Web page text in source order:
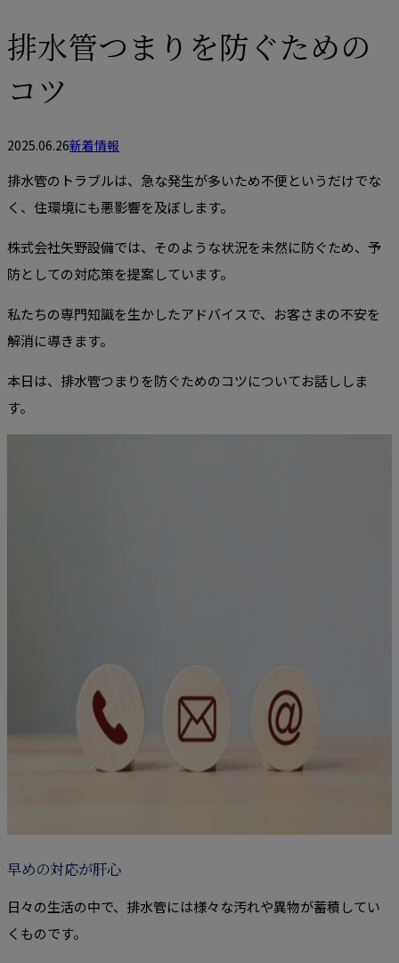
排水管つまりを防ぐための
コツ
2025.06.26新着情報
排水管のトラブルは、急な発生が多いため不便というだけでな
く、住環境にも悪影響を及ぼします。
株式会社矢野設備では、そのような状況を未然に防ぐため、予
防としての対応策を提案しています。
私たちの専門知識を生かしたアドバイスで、お客さまの不安を
解消に導きます。
本日は、排水管つまりを防ぐためのコツについてお話ししま
す。
早めの対応が肝心
日々の生活の中で、排水管には様々な汚れや異物が蓄積してい
くものです。